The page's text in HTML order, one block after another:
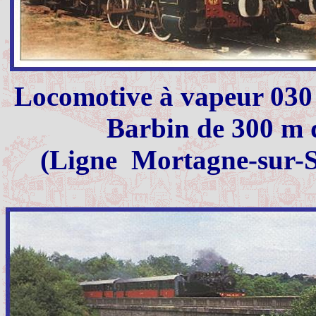
Locomotive à vapeur
Barbin de 300 m
(Ligne Mortagne-sur-